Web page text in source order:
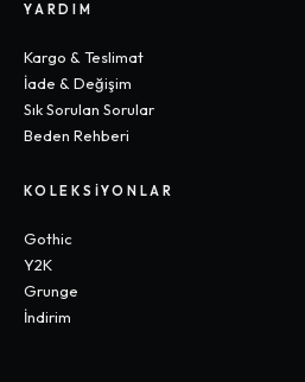
YARDIM
Kargo & Teslimat
İade & Değişim
Sık Sorulan Sorular
Beden Rehberi
KOLEKSIYONLAR
Gothic
Y2K
Grunge
İndirim